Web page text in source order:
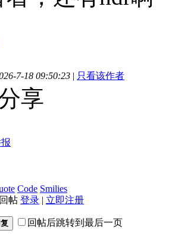
7-18 09:50:23 | 只看该作者
享
Code Smilies
帖 登录 | 立即注册
回帖后跳转到最后一页